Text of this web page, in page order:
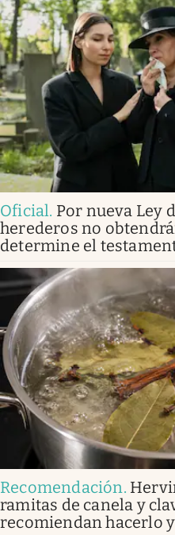
Oficial. Por nueva Ley
herederos no
determine el
Recomendación.
ramitas de canela y
recomiendan hacerlo